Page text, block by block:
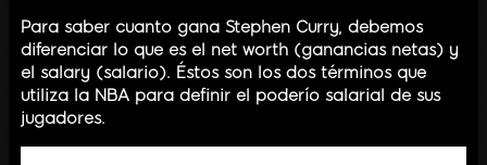
Para saber cuanto gana Stephen Curry, debemos
diferenciar lo que es el net worth (ganancias netas) y
el salary (salario). Éstos son los dos términos que
utiliza la NBA para definir el poderío salarial de sus
jugadores.